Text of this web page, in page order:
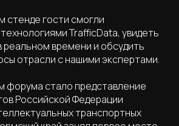
стенде гости смогли
TrafficData, увидеть
реальном времени и обсудить
отрасли с нашими экспертами.
стало представление
Российской Федерации
транспортных